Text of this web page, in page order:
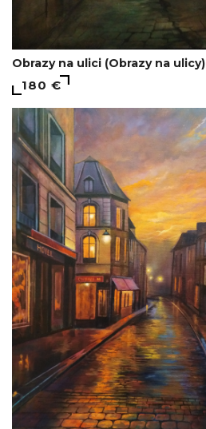
Obrazy na ulici (Obrazy na ulicy)
180 €